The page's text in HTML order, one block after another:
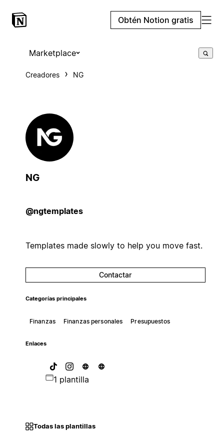
Obtén Notion gratis
Marketplace
Creadores NG
NG
@ngtemplates
Templates made slowly to help you move fast.
Contactar
Categorías principales
Finanzas Finanzas personales Presupuestos
Enlaces
1 plantilla
Todas las plantillas